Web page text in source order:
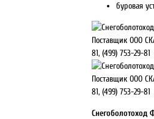
буровая
Снегоболотоход